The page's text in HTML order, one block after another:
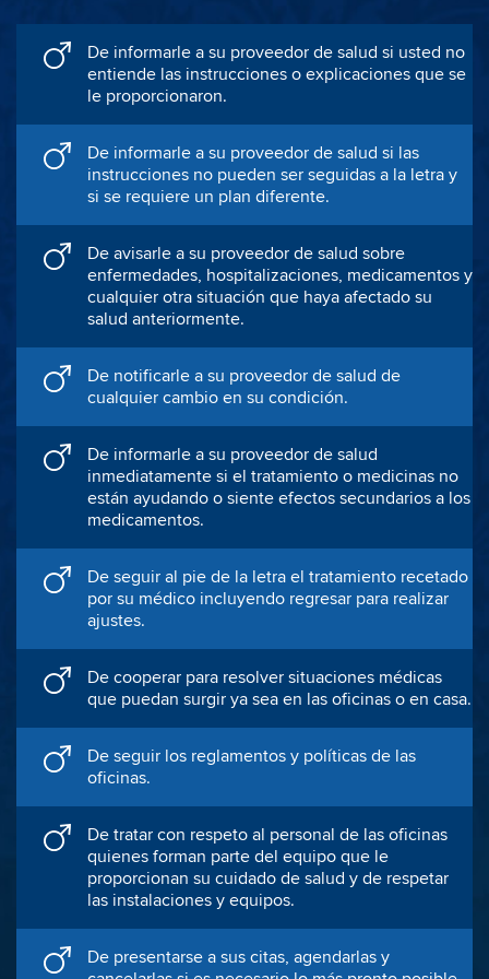
De informarle a su proveedor de salud si usted no
entiende las instrucciones o explicaciones que se
le proporcionaron.
De informarle a su proveedor de salud si las
instrucciones no pueden ser seguidas a la letra y
si se requiere un plan diferente.
De avisarle a su proveedor de salud sobre
enfermedades, hospitalizaciones, medicamentos y
cualquier otra situación que haya afectado su
salud anteriormente.
De notificarle a su proveedor de salud de
cualquier cambio en su condición.
De informarle a su proveedor de salud
inmediatamente si el tratamiento o medicinas no
están ayudando o siente efectos secundarios a los
medicamentos.
De seguir al pie de la letra el tratamiento recetado
por su médico incluyendo regresar para realizar
ajustes.
De cooperar para resolver situaciones médicas
que puedan surgir ya sea en las oficinas o en casa.
De seguir los reglamentos y políticas de las
oficinas.
De tratar con respeto al personal de las oficinas
quienes forman parte del equipo que le
proporcionan su cuidado de salud y de respetar
las instalaciones y equipos.
De presentarse a sus citas, agendarlas y